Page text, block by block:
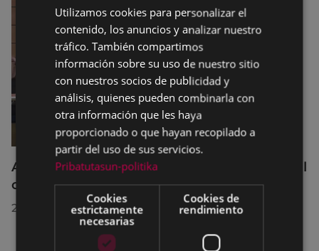
Acuerdos adoptados por el Pleno Municipal
celebrado el 27 de julio de 2026
28/07/2026
BASQUE
SPANISH
Utilizamos cookies para personalizar el
contenido, los anuncios y analizar nuestro
tráfico. También compartimos
información sobre su uso de nuestro sitio
con nuestros socios de publicidad y
análisis, quienes pueden combinarla con
otra información que les haya
proporcionado o que hayan recopilado a
partir del uso de sus servicios.
Pribatutasun-politika
Cookies
estrictamente
necesarias
Cookies de
rendimiento